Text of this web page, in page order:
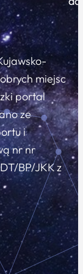
miejsc
portal
ze
i
nr nr
BP/JKK z